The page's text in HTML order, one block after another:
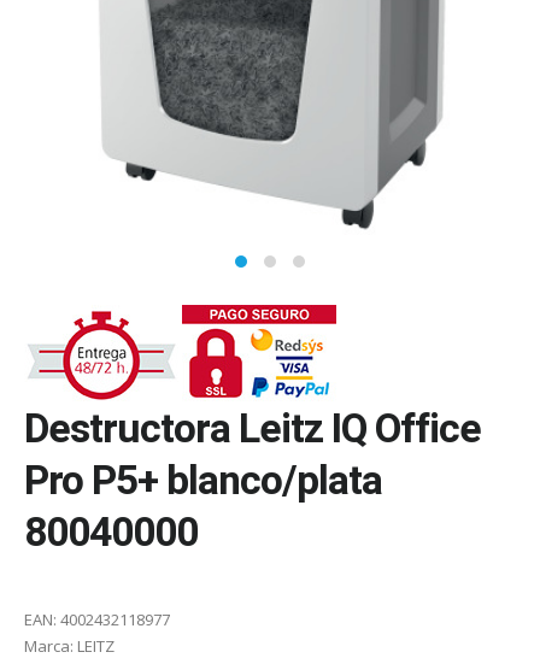
Destructora Leitz IQ Office
Pro P5+ blanco/plata
80040000
EAN: 4002432118977
Marca: LEITZ